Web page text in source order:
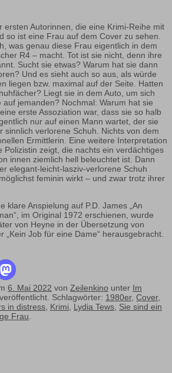
ersten Autorinnen, die eine Krimi-Reihe mit
so ist eine Frau auf dem Cover zu sehen.
was genau diese Frau eigentlich in dem
R4 – macht. Tot ist sie nicht, denn ihre
Sucht sie etwas? Warum hat sie dann
Und es sieht auch so aus, als würde
liegen bzw. maximal auf der Seite. Hatten
Liegt sie in dem Auto, um sich
jemanden? Nochmal: Warum hat sie
erste Assoziation war, dass sie so halb
nur auf einen Mann wartet, der sie
sinnlich verlorene Schuh. Nichts von dem
Ermittlerin. Eine weitere Interpretation
Polizistin zeigt, die nachts ein verdächtiges
innen ziemlich hell beleuchtet ist. Dann
elegant-leicht-lasziv-verlorene Schuh
feminin wirkt – und zwar trotz ihrer
klare Anspielung auf P.D. James „An
im Original 1972 erschienen, wurde
von Heyne in der Übersetzung von
„Kein Job für eine Dame“ herausgebracht.
6. Mai 2022 von Zeilenkino unter Im
veröffentlicht. Schlagwörter: 1980er, Cover,
in distress, Krimi, Lydia Tews, Sie sind ein
Frau.